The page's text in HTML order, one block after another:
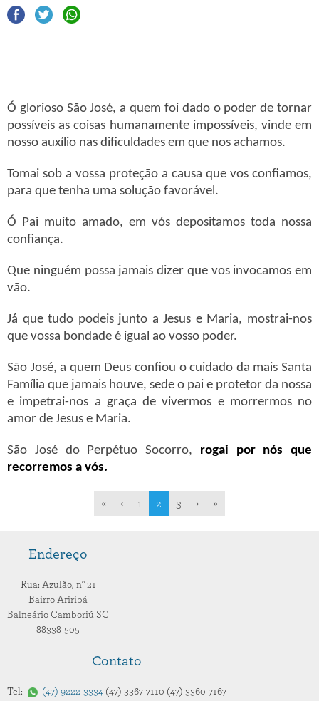
Ó glorioso São José, a quem foi dado o poder de tornar
possíveis as coisas humanamente impossíveis, vinde em
nosso auxílio nas dificuldades em que nos achamos.
Tomai sob a vossa proteção a causa que vos confiamos,
para que tenha uma solução favorável.
Ó Pai muito amado, em vós depositamos toda nossa
confiança.
Que ninguém possa jamais dizer que vos invocamos em
vão.
Já que tudo podeis junto a Jesus e Maria, mostrai-nos
que vossa bondade é igual ao vosso poder.
São José, a quem Deus confiou o cuidado da mais Santa
Família que jamais houve, sede o pai e protetor da nossa
e impetrai-nos a graça de vivermos e morrermos no
amor de Jesus e Maria.
São José do Perpétuo Socorro, rogai por nós que
recorremos a vós.
« ‹ 1 2 3 › »
Endereço
Rua: Azulão, n° 21
Bairro Ariribá
Balneário Camboriú SC
88338-505
Contato
Tel: 47 9222-3334 47 3367-7110 47 3360-7167